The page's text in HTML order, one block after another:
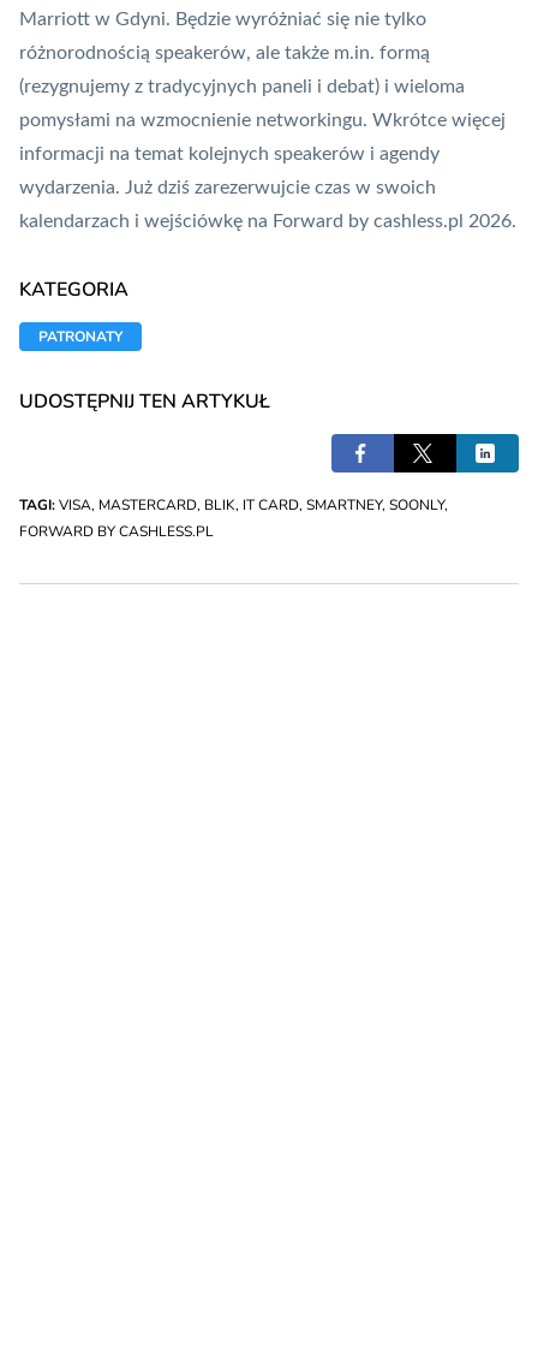
Marriott w Gdyni. Będzie wyróżniać się nie tylko
różnorodnością speakerów, ale także m.in. formą
(rezygnujemy z tradycyjnych paneli i debat) i wieloma
pomysłami na wzmocnienie networkingu. Wkrótce więcej
informacji na temat kolejnych speakerów i agendy
wydarzenia. Już dziś zarezerwujcie czas w swoich
kalendarzach i wejściówkę na Forward by cashless.pl 2026.
KATEGORIA
PATRONATY
UDOSTĘPNIJ TEN ARTYKUŁ
TAGI:VISA, MASTERCARD, BLIK, IT CARD, SMARTNEY, SOONLY,
FORWARD BY CASHLESS.PL